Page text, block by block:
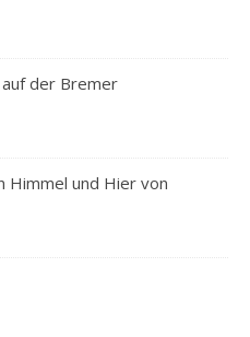
der Bremer
Himmel und Hier von